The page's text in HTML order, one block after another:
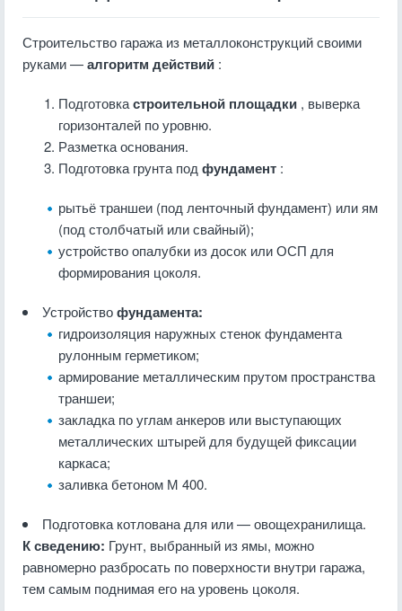
Строительство гаража из металлоконструкций своими
руками —алгоритм действий :
Подготовкастроительной площадки , выверка
горизонталей по уровню.
Разметка основания.
Подготовка грунта под фундамент :
рытьё траншеи (под ленточный фундамент) или ям
(под столбчатый или свайный);
устройство опалубки из досок или ОСП для
формирования цоколя.
Устройствофундамента:
гидроизоляция наружных стенок фундамента
рулонным герметиком;
армирование металлическим прутом пространства
траншеи;
закладка по углам анкеров или выступающих
металлических штырей для будущей фиксации
каркаса;
заливка бетоном М 400.
Подготовка котлована для или — овощехранилища.
К сведению: Грунт, выбранный из ямы, можно
равномерно разбросать по поверхности внутри гаража,
тем самым поднимая его на уровень цоколя.